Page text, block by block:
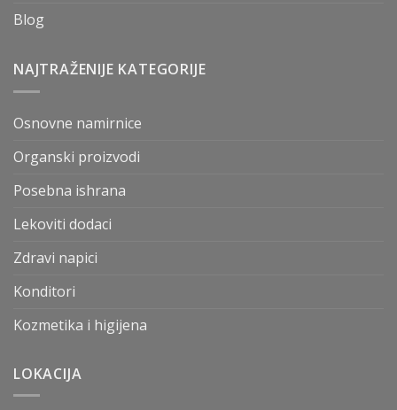
Blog
NAJTRAŽENIJE KATEGORIJE
Osnovne namirnice
Organski proizvodi
Posebna ishrana
Lekoviti dodaci
Zdravi napici
Konditori
Kozmetika i higijena
LOKACIJA